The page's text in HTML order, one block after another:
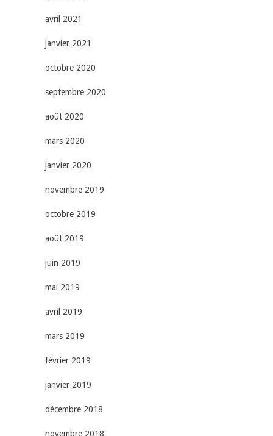
avril 2021
janvier 2021
octobre 2020
septembre 2020
août 2020
mars 2020
janvier 2020
novembre 2019
octobre 2019
août 2019
juin 2019
mai 2019
avril 2019
mars 2019
février 2019
janvier 2019
décembre 2018
novembre 2018